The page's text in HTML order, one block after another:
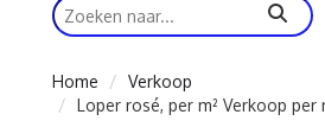
zoeken
Home
Verkoop
Loper rosé, per m² Verkoop per